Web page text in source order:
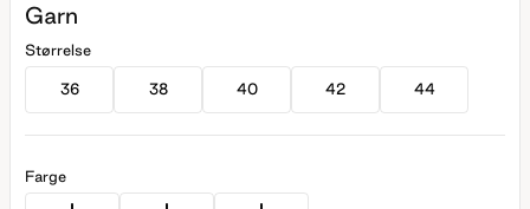
Garn
Størrelse
36 38 40 42 44
Farge